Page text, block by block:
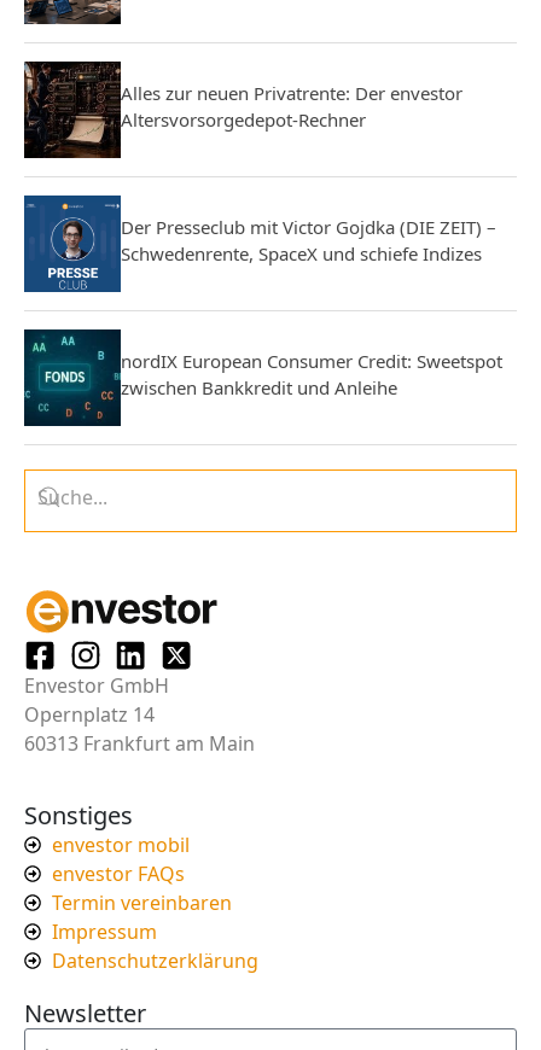
Alles zur neuen Privatrente: Der envestor
Altersvorsorgedepot-Rechner
Der Presseclub mit Victor Gojdka (DIE ZEIT) –
Schwedenrente, SpaceX und schiefe Indizes
nordIX European Consumer Credit: Sweetspot
zwischen Bankkredit und Anleihe
Envestor GmbH
Opernplatz 14
60313 Frankfurt am Main
Sonstiges
envestor mobil
envestor FAQs
Termin vereinbaren
Impressum
Datenschutzerklärung
Newsletter